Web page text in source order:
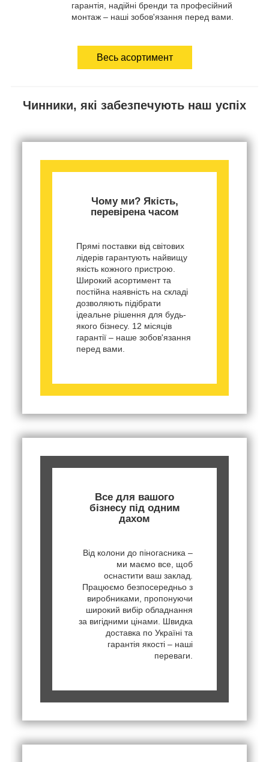
гарантія, надійні бренди та професійний
монтаж – наші зобов'язання перед вами.
Весь асортимент
Чинники, які забезпечують наш успіх
Чому ми? Якість,
перевірена часом
Прямі поставки від світових
лідерів гарантують найвищу
якість кожного пристрою.
Широкий асортимент та
постійна наявність на складі
дозволяють підібрати
ідеальне рішення для будь-
якого бізнесу. 12 місяців
гарантії – наше зобов'язання
перед вами.
Все для вашого
бізнесу під одним
дахом
Від колони до піногасника –
ми маємо все, щоб
оснастити ваш заклад.
Працюємо безпосередньо з
виробниками, пропонуючи
широкий вибір обладнання
за вигідними цінами. Швидка
доставка по Україні та
гарантія якості – наші
переваги.